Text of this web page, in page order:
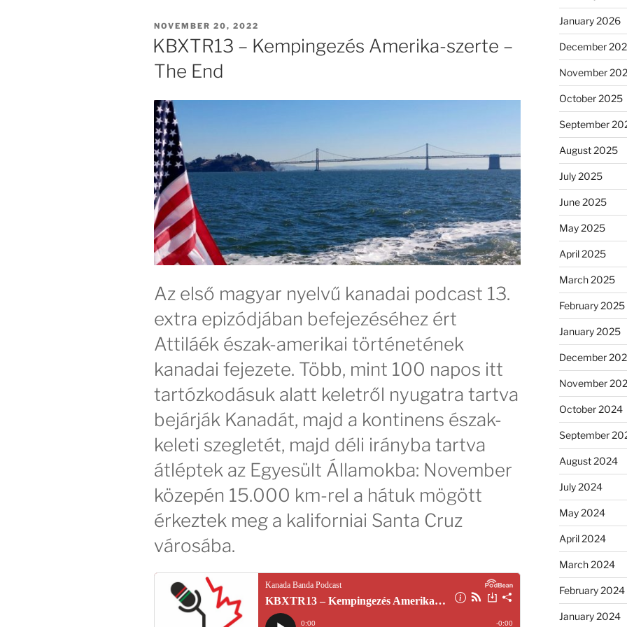
POSTED
ON
NOVEMBER 20, 2022
KBXTR13 – Kempingezés Amerika-szerte –
The End
Az első magyar nyelvű kanadai podcast 13.
extra epizódjában befejezéséhez ért
Attiláék észak-amerikai történetének
kanadai fejezete. Több, mint 100 napos itt
tartózkodásuk alatt keletről nyugatra tartva
bejárják Kanadát, majd a kontinens észak-
keleti szegletét, majd déli irányba tartva
átléptek az Egyesült Államokba: November
közepén 15.000 km-rel a hátuk mögött
érkeztek meg a kaliforniai Santa Cruz
városába.
January 2026
December
November
October 2025
September
August 2025
July 2025
June 2025
May 2025
April 2025
March 2025
February 2025
January 2025
December
November
October 2024
September
August 2024
July 2024
May 2024
April 2024
March 2024
February 2024
January 2024